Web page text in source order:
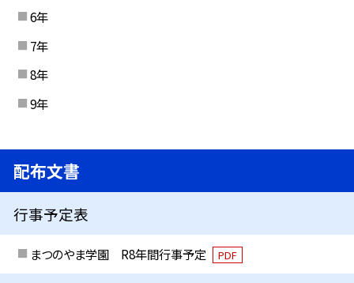
6年
7年
8年
9年
配布文書
行事予定表
まつのやま学園 R8年間行事予定 PDF